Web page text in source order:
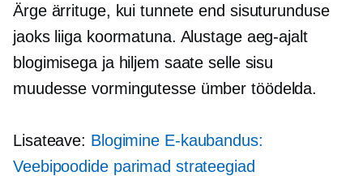
Ärge ärrituge, kui tunnete end sisuturunduse
jaoks liiga koormatuna. Alustage aeg-ajalt
blogimisega ja hiljem saate selle sisu
muudesse vormingutesse ümber töödelda.
Lisateave: Blogimine E-kaubandus:
Veebipoodide parimad strateegiad